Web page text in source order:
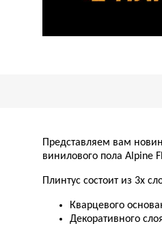
Представляем вам
винилового пола Alpine
Плинтус состоит из 3х
Кварцевого
Декоративного